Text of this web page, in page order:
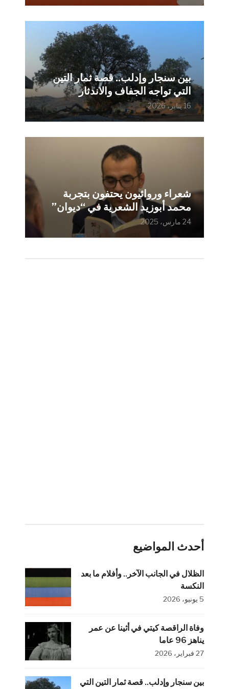
بين سنجار وإدلب.. قصة ثمار التين
التي تواجه الجفاف والاندثار
16 يناير، 2026
شعراء وروائيون يحتفون بتجربة
محمد أبوزيد الشعرية في “ديوان”
24 مارس، 2025
أحدث المواضيع
الظلال في الجانب الآخر.. وأفلام ما بعد
النكسة
5 يونيو، 2026
وفاة الراقصة كيتي في أثينا عن عمر
يناهز 96 عاما
27 فبراير، 2026
بين سنجار وإدلب.. قصة ثمار التين التي